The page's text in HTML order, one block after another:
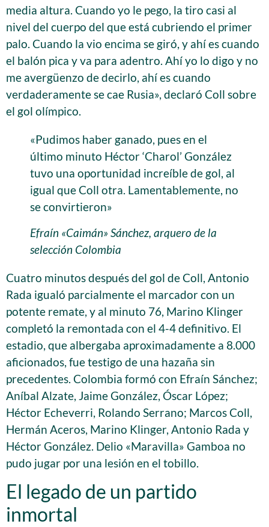
media altura. Cuando yo le pego, la tiro casi al
nivel del cuerpo del que está cubriendo el primer
palo. Cuando la vio encima se giró, y ahí es cuando
el balón pica y va para adentro. Ahí yo lo digo y no
me avergüenzo de decirlo, ahí es cuando
verdaderamente se cae Rusia», declaró Coll sobre
el gol olímpico.
«Pudimos haber ganado, pues en el
último minuto Héctor ‘Charol’ González
tuvo una oportunidad increíble de gol, al
igual que Coll otra. Lamentablemente, no
se convirtieron»
Efraín «Caimán» Sánchez, arquero de la
selección Colombia
Cuatro minutos después del gol de Coll, Antonio
Rada igualó parcialmente el marcador con un
potente remate, y al minuto 76, Marino Klinger
completó la remontada con el 4-4 definitivo. El
estadio, que albergaba aproximadamente a 8.000
aficionados, fue testigo de una hazaña sin
precedentes. Colombia formó con Efraín Sánchez;
Aníbal Alzate, Jaime González, Óscar López;
Héctor Echeverri, Rolando Serrano; Marcos Coll,
Hermán Aceros, Marino Klinger, Antonio Rada y
Héctor González. Delio «Maravilla» Gamboa no
pudo jugar por una lesión en el tobillo.
El legado de un partido
inmortal